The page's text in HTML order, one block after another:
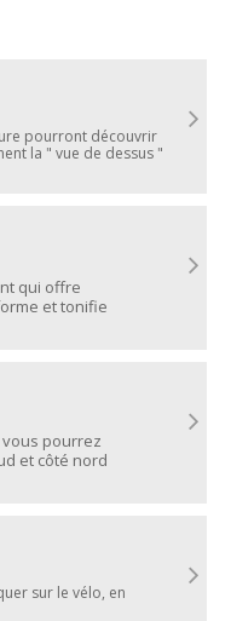
pourront découvrir
la " vue de dessus "
qui offre
et tonifie
pourrez
et côté nord
sur le vélo, en